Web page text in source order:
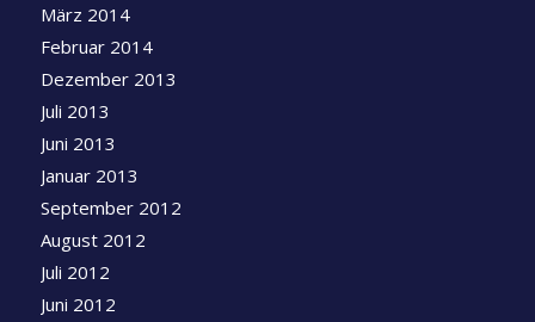
März 2014
Februar 2014
Dezember 2013
Juli 2013
Juni 2013
Januar 2013
September 2012
August 2012
Juli 2012
Juni 2012